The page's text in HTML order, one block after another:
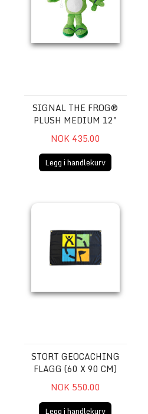
SIGNAL THE FROG®
PLUSH MEDIUM 12"
NOK 435.00
Legg i handlekurv
STORT GEOCACHING
FLAGG (60 X 90 CM)
NOK 550.00
Legg i handlekurv